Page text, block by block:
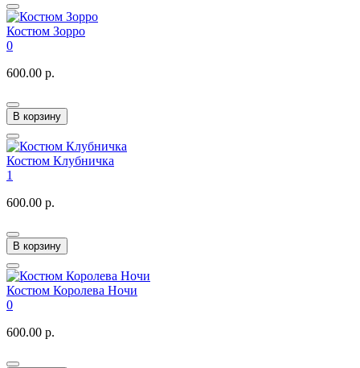
Костюм Зорро
0
600.00 р.
В корзину
Костюм Клубничка
1
600.00 р.
В корзину
Костюм Королева Ночи
0
600.00 р.